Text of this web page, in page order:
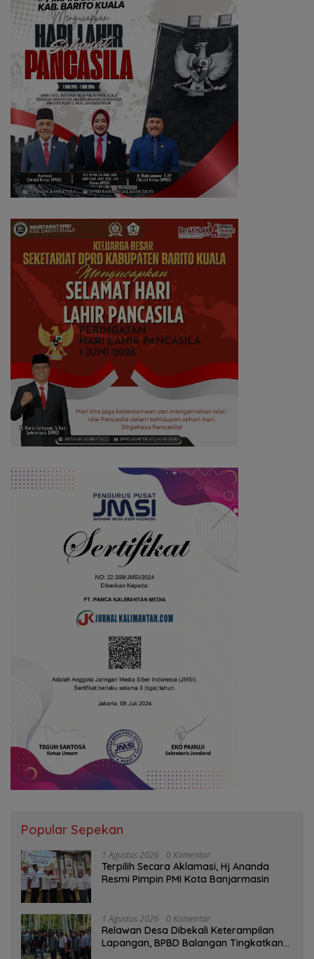
Popular Sepekan
1 Agustus 2026 0 Komentar
‎Terpilih Secara Aklamasi, Hj Ananda
Resmi Pimpin PMI Kota Banjarmasin
1 Agustus 2026 0 Komentar
Relawan Desa Dibekali Keterampilan
Lapangan, BPBD Balangan Tingkatkan